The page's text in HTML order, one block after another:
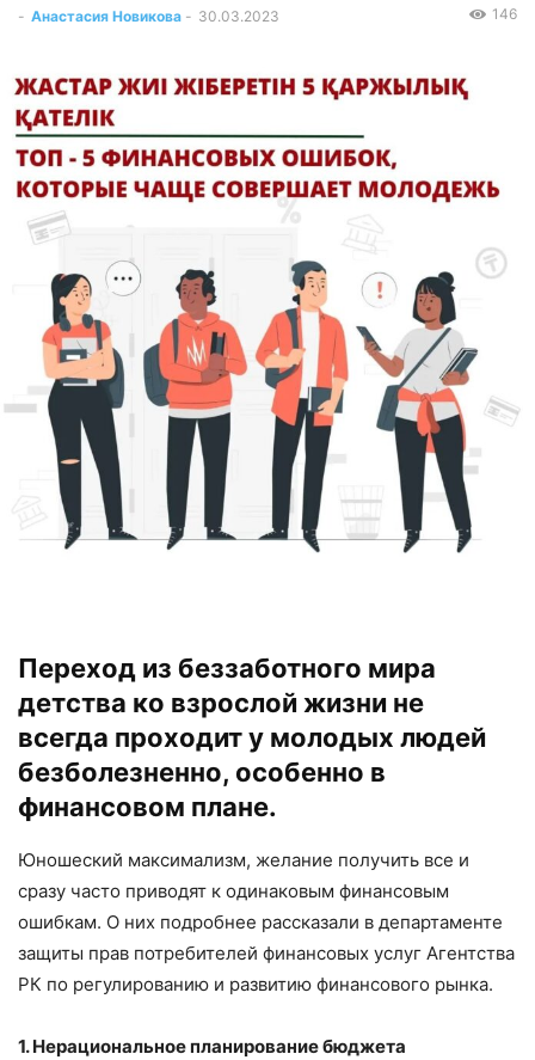
- Анастасия Новикова - 30.03.2023 146
Переход из беззаботного мира
детства ко взрослой жизни не
всегда проходит у молодых людей
безболезненно, особенно в
финансовом плане.
Юношеский максимализм, желание получить все и
сразу часто приводят к одинаковым финансовым
ошибкам. О них подробнее рассказали в департаменте
защиты прав потребителей финансовых услуг Агентства
РК по регулированию и развитию финансового рынка.
1. Нерациональное планирование бюджета